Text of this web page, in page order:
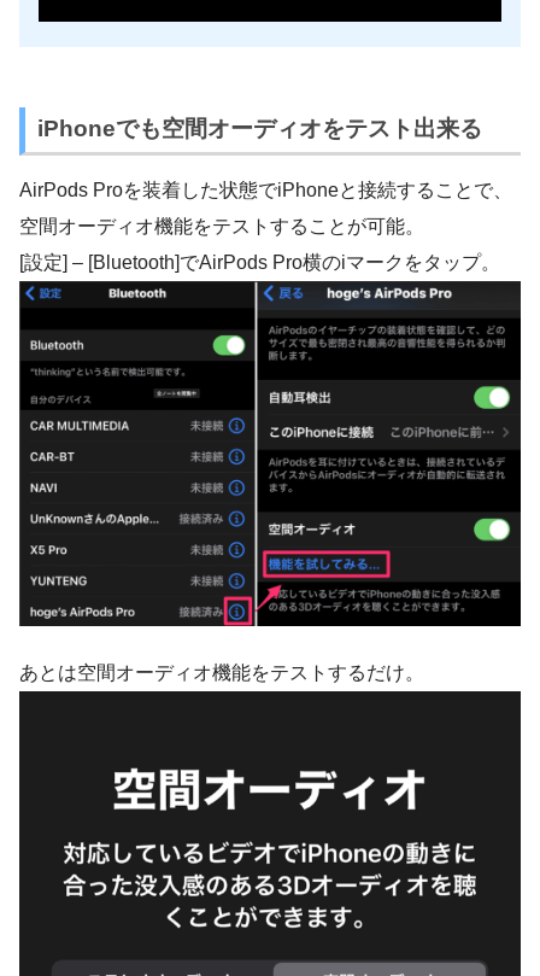
iPhoneでも空間オーディオをテスト出来る
AirPods Proを装着した状態でiPhoneと接続することで、
空間オーディオ機能をテストすることが可能。
[設定] – [Bluetooth]でAirPods Pro横のiマークをタップ。
あとは空間オーディオ機能をテストするだけ。